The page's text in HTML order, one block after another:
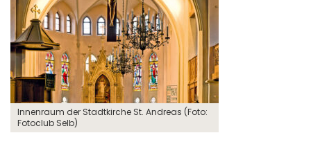
Innenraum der Stadtkirche St. Andreas (Foto:
Fotoclub Selb)